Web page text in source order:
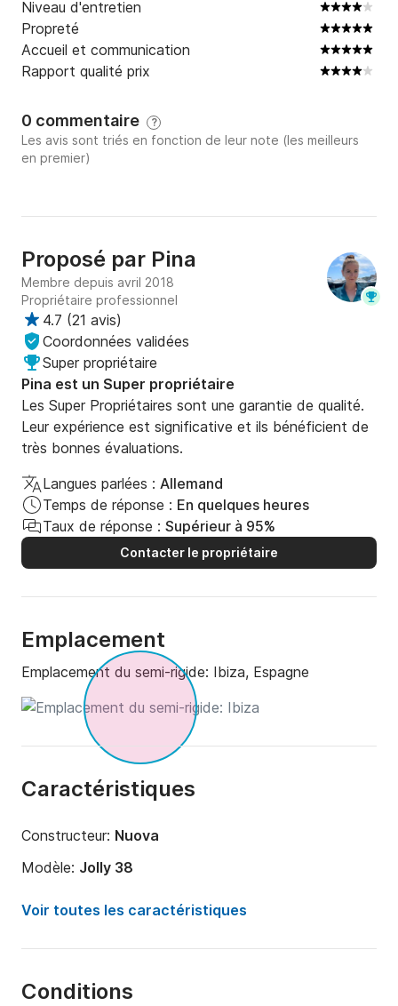
Niveau d'entretien
Propreté
Accueil et communication
Rapport qualité prix
0 commentaire ?
Les avis sont triés en fonction de leur note (les meilleurs
en premier)
Proposé par Pina
Membre depuis avril 2018
Propriétaire professionnel
4.7 (21 avis)
Coordonnées validées
Super propriétaire
Pina est un Super propriétaire
Les Super Propriétaires sont une garantie de qualité.
Leur expérience est significative et ils bénéficient de
très bonnes évaluations.
Langues parlées : Allemand
Temps de réponse : En quelques heures
Taux de réponse : Supérieur à 95%
Contacter le propriétaire
Emplacement
Emplacement du semi-rigide: Ibiza, Espagne
Caractéristiques
Constructeur: Nuova
Modèle: Jolly 38
Puissance moteur:
700cv
Capacité à bord:
Voir toutes les caractéristiques
Conditions